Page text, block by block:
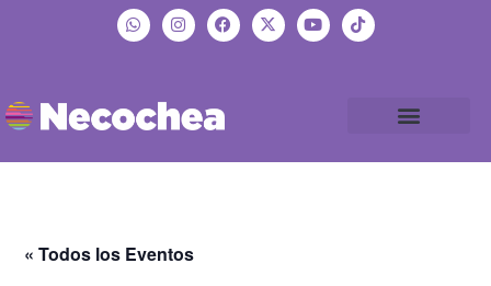
« Todos los Eventos